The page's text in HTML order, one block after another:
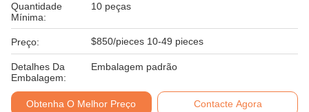
Quantidade
Mínima:
10 peças
Preço: $850/pieces 10-49 pieces
Detalhes Da
Embalagem:
Embalagem padrão
Obtenha O Melhor Preço Contacte Agora